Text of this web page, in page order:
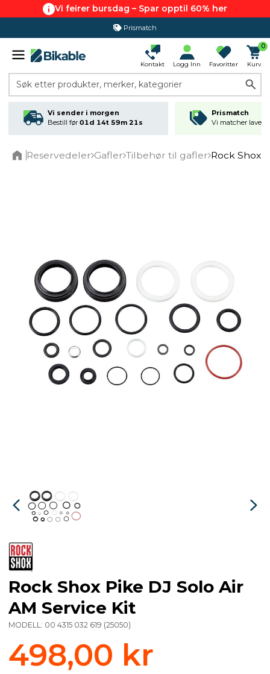
Vi feirer bursdag – Spar opptil 60% her
Prismatch
Kontakt Logg Inn Favoritter
0
Kurv
Søk etter produkter, merker, kategorier
Vi sender i morgen
Bestill før 01d 14t 59m 20s
Prismatch
Vi matcher
Reservedeler Gafler Tilbehør til gafler Rock Shox
Rock Shox Pike DJ Solo Air
AM Service Kit
MODELL: 00 4315 032 619 (25050)
498,00 kr